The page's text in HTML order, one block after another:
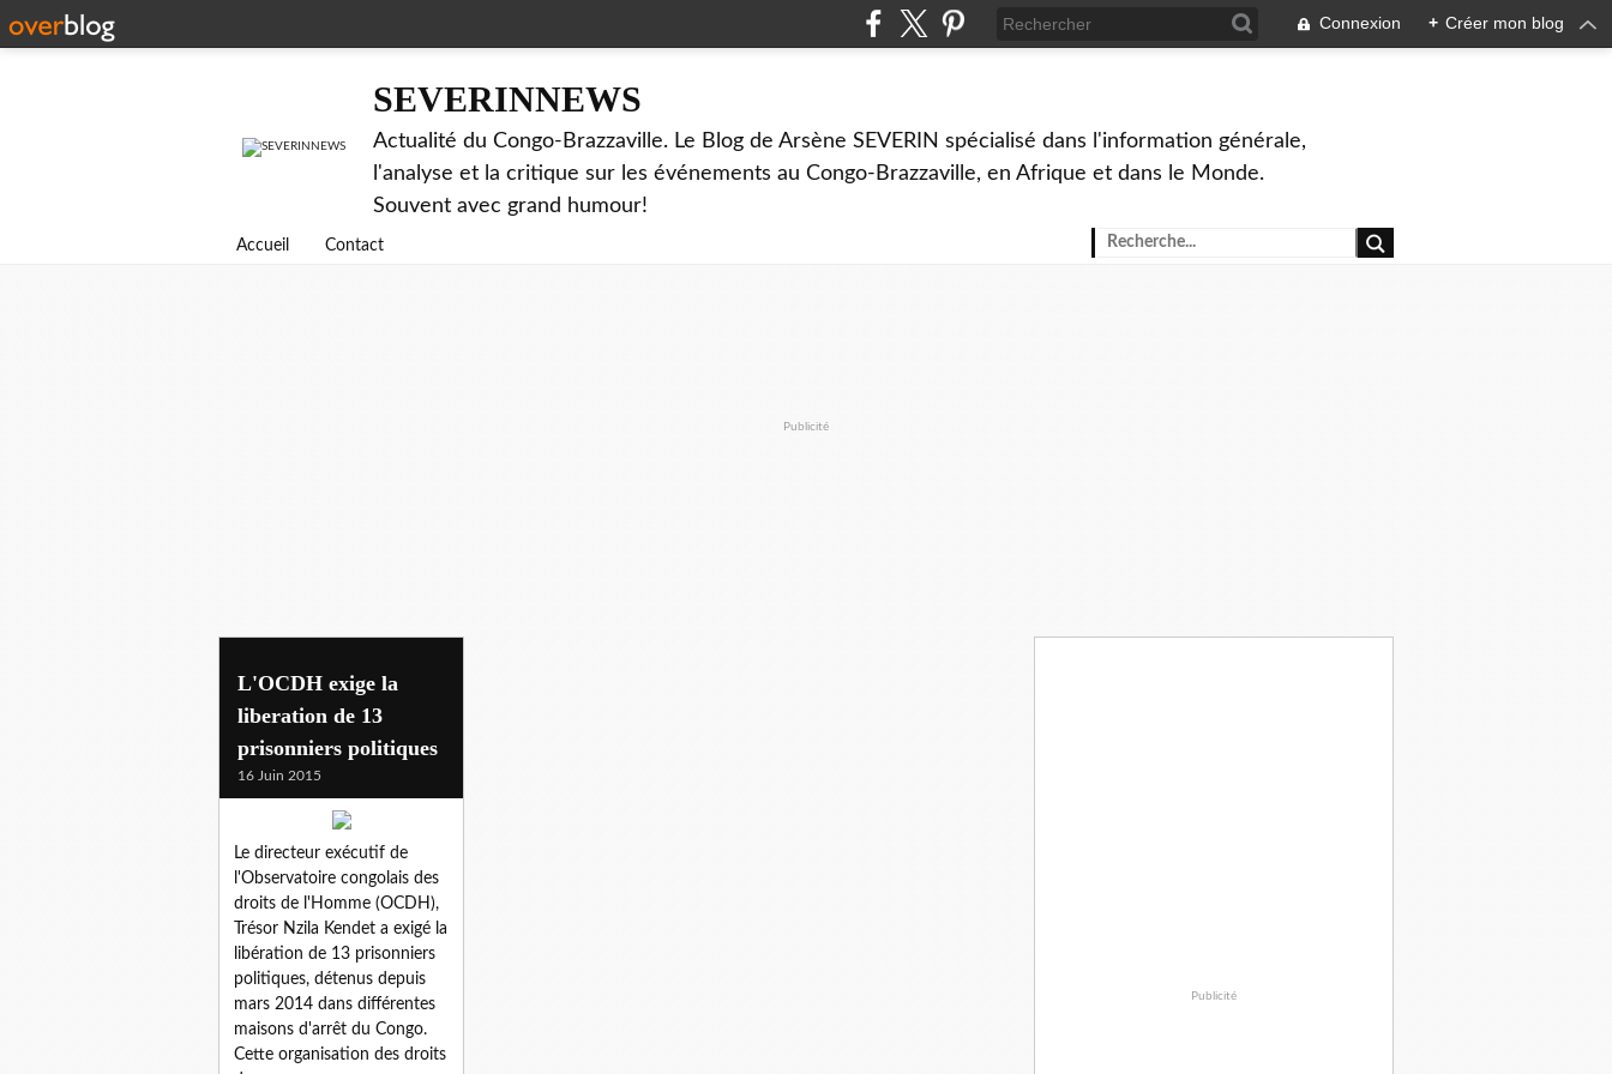
Connexion + Créer mon blog
SEVERINNEWS
Actualité du Congo-Brazzaville. Le Blog de Arsène SEVERIN spécialisé dans l'information générale,
l'analyse et la critique sur les événements au Congo-Brazzaville, en Afrique et dans le Monde.
Souvent avec grand humour!
Accueil Contact
Publicité
nzila kendet
L'OCDH exige la
liberation de 13
prisonniers politiques
16 Juin 2015
Le directeur exécutif de
l'Observatoire congolais des
droits de l'Homme (OCDH),
Trésor Nzila Kendet a exigé la
libération de 13 prisonniers
politiques, détenus depuis
mars 2014 dans différentes
maisons d'arrêt du Congo.
Cette organisation des droits
Publicité